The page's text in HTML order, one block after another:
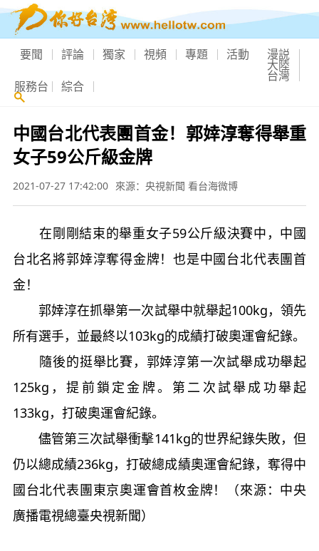
要聞 評論 獨家 視頻 專題 活動 漫説
大陸
台灣
服務台 綜合
中國台北代表團首金！郭婞淳奪得舉重
女子59公斤級金牌
2021-07-27 17:42:00 來源：央視新聞 看台海微博
在剛剛結束的舉重女子59公斤級決賽中，中國
台北名將郭婞淳奪得金牌！也是中國台北代表團首
金！
郭婞淳在抓舉第一次試舉中就舉起100kg，領先
所有選手，並最終以103kg的成績打破奧運會紀錄。
隨後的挺舉比賽，郭婞淳第一次試舉成功舉起
125kg，提前鎖定金牌。第二次試舉成功舉起
133kg，打破奧運會紀錄。
儘管第三次試舉衝擊141kg的世界紀錄失敗，但
仍以總成績236kg，打破總成績奧運會紀錄，奪得中
國台北代表團東京奧運會首枚金牌！（來源：中央
廣播電視總臺央視新聞）